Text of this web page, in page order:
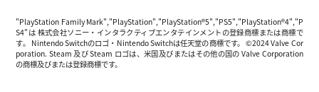
"PlayStation Family Mark","PlayStation","PlayStation®5","PS5","PlayStation®4","P
S4"は 株式会社ソニー・インタラクティブエンタテインメントの登録商標または商標で
す。 Nintendo Switchのロゴ・Nintendo Switchは任天堂の商標です。 ©2024 Valve Cor
poration. Steam 及び Steam ロゴは、米国及びまたはその他の国の Valve Corporation
の商標及びまたは登録商標です。